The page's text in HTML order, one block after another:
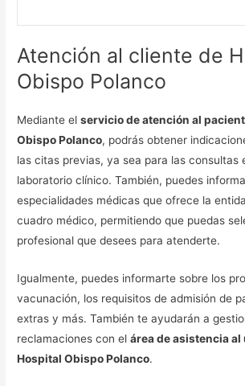
Atención al cliente de
Obispo Polanco
Mediante elservicio de atención al
Obispo Polanco, podrás obtener
las citas previas, ya sea para las consultas
laboratorio clínico. También, puedes
especialidades médicas que ofrece la
cuadro médico, permitiendo que puedas
profesional que desees para atenderte.
Igualmente, puedes informarte sobre los
vacunación, los requisitos de admisión de
extras y más. También te ayudarán a
reclamaciones con elárea de asistencia al
Hospital Obispo Polanco.